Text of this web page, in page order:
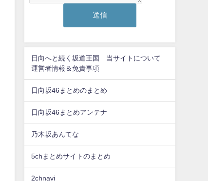
日向へと続く坂道王国 当サイトについて
運営者情報＆免責事項
日向坂46まとめのまとめ
日向坂46まとめアンテナ
乃木坂あんてな
5chまとめサイトのまとめ
2chnavi